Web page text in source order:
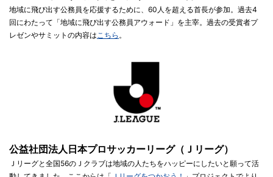
地域に飛び出す公務員を応援するために、60人を超える首長が参加。過去4
回にわたって「地域に飛び出す公務員アウォード」を主宰。過去の受賞者プ
レゼンやサミットの内容はこちら 。
公益社団法人日本プロサッカーリーグ（Ｊリーグ）
Ｊリーグと全国56のＪクラブは地域の人たちをハッピーにしたいと願って活